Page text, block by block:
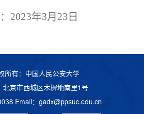
2023年3月23日
所有：中国人民公安大学
北京市西城区木樨地南里1号
Email： gadx@ppsuc.edu.cn